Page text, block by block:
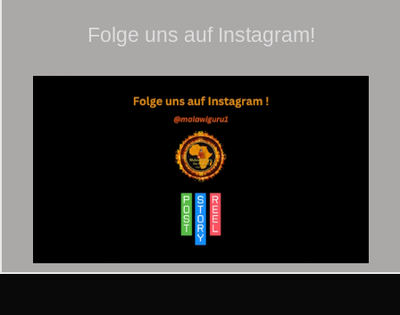
Folge uns auf Instagram!